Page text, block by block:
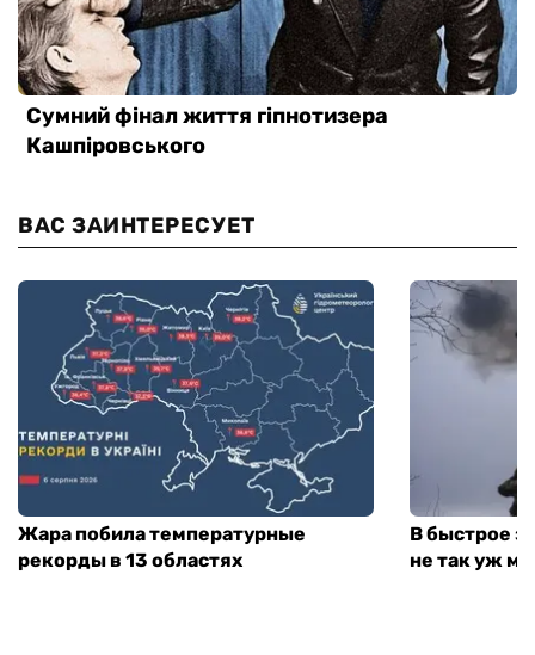
ВАС ЗАИНТЕРЕСУЕТ
Жара побила температурные
рекорды в 13 областях
В быстрое
не так уж